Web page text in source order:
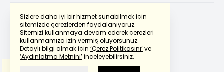
Sizlere daha iyi bir hizmet sunabilmek için
sitemizde çerezlerden faydalanıyoruz.
Sitemizi kullanmaya devam ederek çerezleri
kullanmamıza izin vermiş oluyorsunuz.
Detaylı bilgi almak için ‘Çerez Politikasını’ve
‘Aydınlatma Metnini’inceleyebilirsiniz.
Powered by Translate
Bu çevirideGoogle Transletekullanılmıştır.